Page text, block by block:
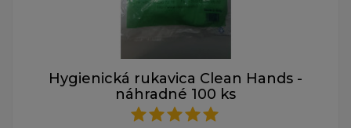
Hygienická rukavica Clean Hands -
náhradné 100 ks